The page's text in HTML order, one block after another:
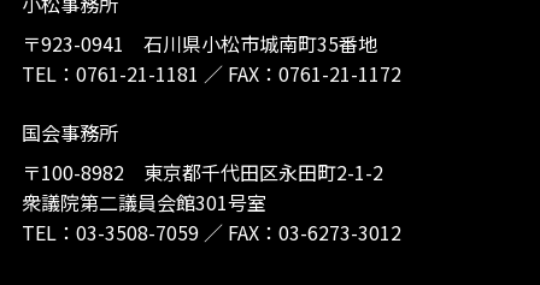
〒923-0941 石川県小松市城南町35番地
TEL： 0761-21-1181 ／ FAX：0761-21-1172
国会事務所
〒100-8982 東京都千代田区永田町2-1-2
衆議院第二議員会館301号室
TEL： 03-3508-7059／ FAX：03-6273-3012